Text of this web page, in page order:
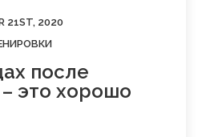
21ST, 2020
после
это хорошо